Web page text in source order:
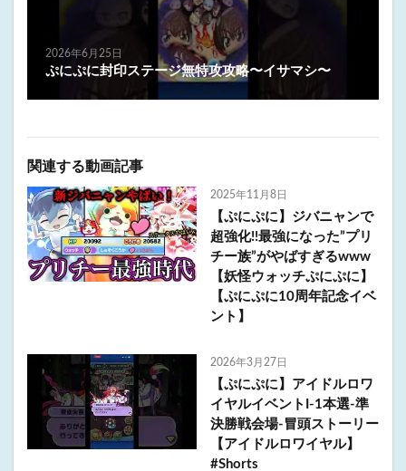
2026年6月25日
ぷにぷに封印ステージ無特攻攻略〜イサマシ〜
関連する動画記事
2025年11月8日
【ぷにぷに】ジバニャンで
超強化!!最強になった”プリ
チー族”がやばすぎるwww
【妖怪ウォッチぷにぷに】
【ぷにぷに10周年記念イベ
ント】
2026年3月27日
【ぷにぷに】アイドルロワ
イヤルイベントI-1本選-準
決勝戦会場-冒頭ストーリー
【アイドルロワイヤル】
#Shorts